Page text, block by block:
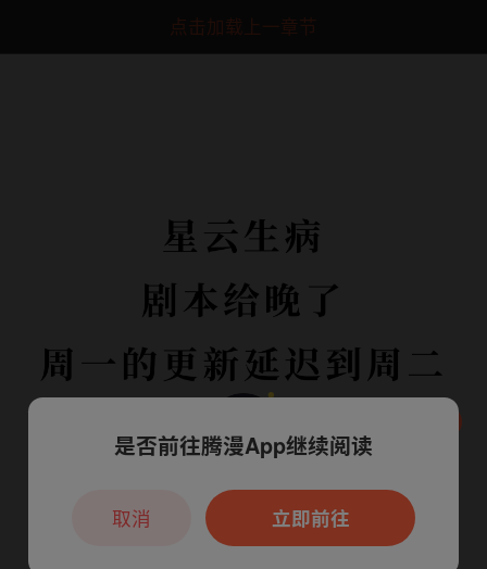
点击加载上一章节
本章节仅支持App阅读，可打开App新用
户7天免费看
是否前往腾漫App继续阅读
立即前往
取消